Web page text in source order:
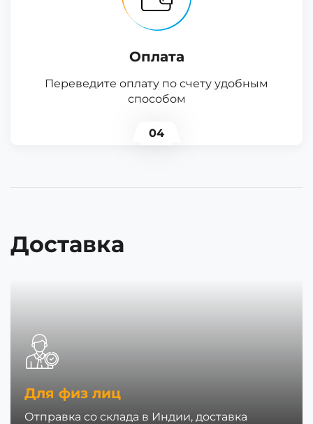
Оплата
Переведите оплату по счету удобным
способом
04
Доставка
Для физ лиц
Отправка со склада в Индии, доставка